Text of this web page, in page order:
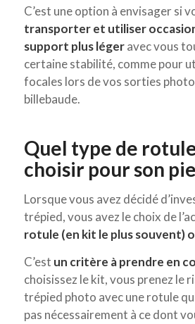
C’est une option à envisager si
transporter et utiliser
support plus légeravec vous
certaine stabilité, comme pour
focales lors de vos sorties
billebaude.
Quel type de
choisir pour son
Lorsque vous avez décidé
trépied, vous avez le choix de
rotule (en kit le plus souvent)
C’est un critère à prendre en
choisissez le kit, vous prenez le
trépied photo avec une rotule
pas nécessairement à ce dont